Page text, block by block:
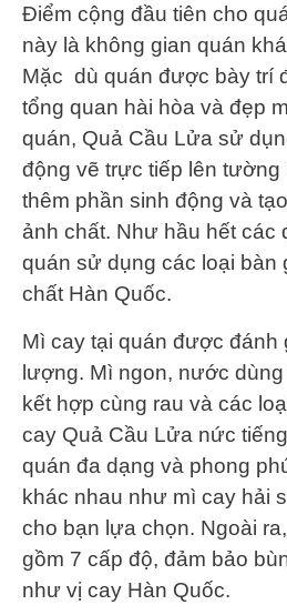
Điểm cộng đầu tiên cho
này là không gian quán
Mặc dù quán được bày trí
tổng quan hài hòa và đẹp
quán, Quả Cầu Lửa sử
động vẽ trực tiếp lên tường
thêm phần sinh động và
ảnh chất. Như hầu hết các
quán sử dụng các loại bàn
chất Hàn Quốc.
Mì cay tại quán được đánh
lượng. Mì ngon, nước
kết hợp cùng rau và các
cay Quả Cầu Lửa nức
quán đa dạng và phong
khác nhau như mì cay hải
cho bạn lựa chọn. Ngoài
gồm 7 cấp độ, đảm bảo
như vị cay Hàn Quốc.